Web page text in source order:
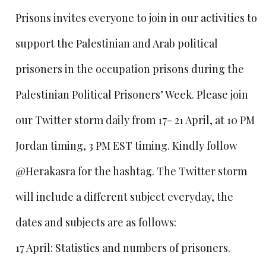
Prisons invites everyone to join in our activities to
support the Palestinian and Arab political
prisoners in the occupation prisons during the
Palestinian Political Prisoners’ Week. Please join
our Twitter storm daily from 17- 21 April, at 10 PM
Jordan timing, 3 PM EST timing. Kindly follow
@Herakasra for the hashtag. The Twitter storm
will include a different subject everyday, the
dates and subjects are as follows:
17 April: Statistics and numbers of prisoners.